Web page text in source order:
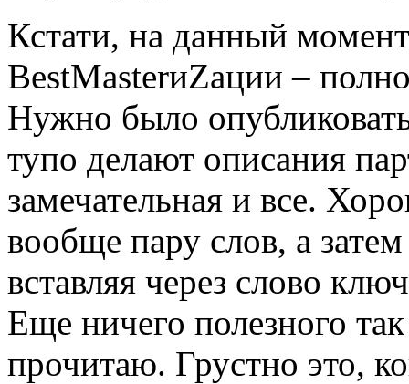
Кстати, на данный
BestMasterиZации –
Нужно было
тупо делают описания
замечательная и все.
вообще пару слов, а
вставляя через слово
Еще ничего полезного
прочитаю. Грустно это,